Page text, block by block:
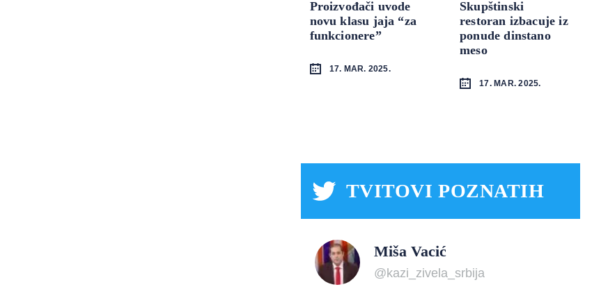
Proizvođači uvode
novu klasu jaja “za
funkcionere”
17. MAR. 2025.
Skupštinski
restoran izbacuje iz
ponude dinstano
meso
17. MAR. 2025.
TVITOVI POZNATIH
Miša Vacić
@kazi_zivela_srbija